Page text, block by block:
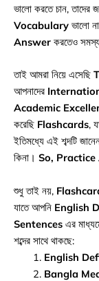
ভালো করতে চান, তাদের
Vocabulary ভালো
Answer করতেও
তাই আমরা নিয়ে এসেছি
আপনাদের
Academic
করেছি Flashcards,
ইতিমধ্যে এই শব্দটি
কিনা। So,
শুধু তাই নয়,
যাতে আপনি English
Sentences এর
শব্দের সাথে থাকছে:
English
Bangla